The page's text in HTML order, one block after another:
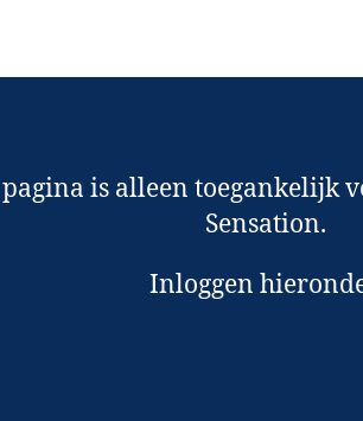
pagina is alleen toegankelijk
Sensation.
Inloggen